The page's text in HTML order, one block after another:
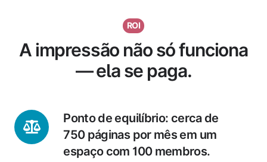
ROI
A impressão não só funciona
— ela se paga.
Ponto de equilíbrio: cerca de
750 páginas por mês em um
espaço com 100 membros.
Ponto
de
equilíbrio: